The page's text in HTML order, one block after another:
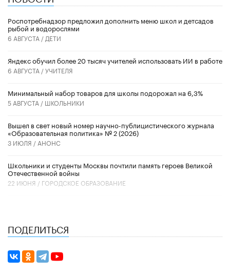
Роспотребнадзор предложил дополнить меню школ и детсадов
рыбой и водорослями
6 АВГУСТА / ДЕТИ
​Яндекс обучил более 20 тысяч учителей использовать ИИ в работе
6 АВГУСТА /УЧИТЕЛЯ
Минимальный набор товаров для школы подорожал на 6,3%
5 АВГУСТА / ШКОЛЬНИКИ
Вышел в свет новый номер научно-публицистического журнала
«Образовательная политика» № 2 (2026)
3 ИЮЛЯ / АНОНС
Школьники и студенты Москвы почтили память героев Великой
Отечественной войны
22 ИЮНЯ / ГОРОДСКОЕ ОБРАЗОВАНИЕ
ПОДЕЛИТЬСЯ